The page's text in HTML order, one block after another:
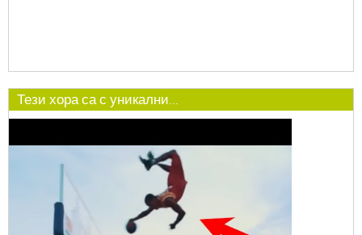
Тези хора са с уникални...